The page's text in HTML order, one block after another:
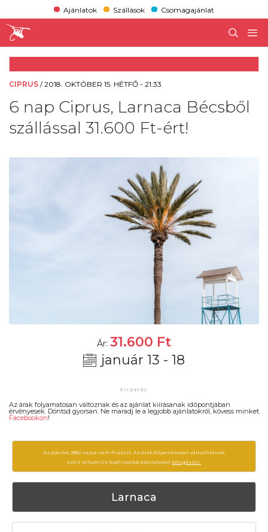
Ajánlatok Szállások Csomagajánlat
CIPRUS /2018. OKTÓBER 15. HÉTFŐ - 21:33
6 nap Ciprus, Larnaca Bécsből
szállással 31.600 Ft-ért!
Ár: 31.600 Ft
január 13 - 18
Az árak folyamatosan változnak és az ajánlat kiírásanak időpontjában
érvényesek. Döntsd gyorsan. Ne maradj le a legjobb ajánlatokról, kövess minket
Facebookon!
Az ajánlat 2852 napja nem frissült. Az árak folyamatosan változhatnak,
ezért célszerű a legfrissebb ajánlatokat böngészni.
Larnaca